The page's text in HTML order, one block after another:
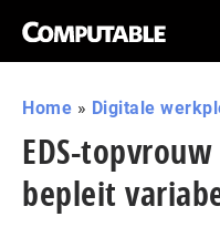
Home » Digitale
EDS-
bepleit